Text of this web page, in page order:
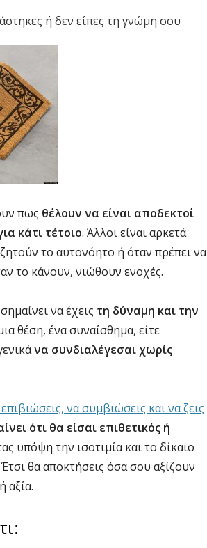
ή δεν είπες τη γνώμη σου
πως θέλουν να είναι αποδεκτοί
κάτι τέτοιο. Άλλοι είναι αρκετά
το αυτονόητο ή όταν πρέπει να
το κάνουν, νιώθουν ενοχές.
να έχεις τη δύναμη και την
θέση, ένα συναίσθημα, είτε
να συνδιαλέγεσαι χωρίς
να συμβιώσεις και να ζεις
ότι θα είσαι επιθετικός ή
υπόψη την ισοτιμία και το δίκαιο
Έτσι θα αποκτήσεις όσα σου αξίζουν
αξία.